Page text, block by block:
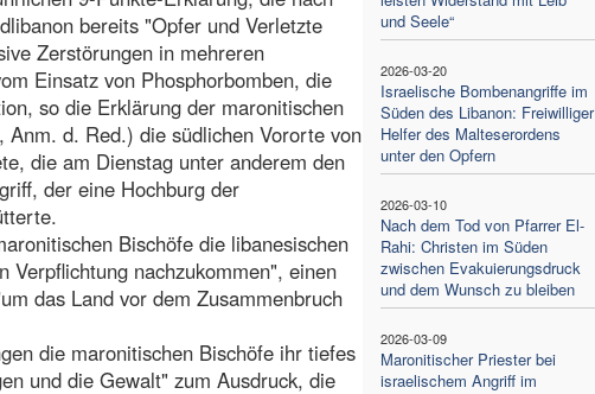
und Seele“
2026-03-20
Israelische Bombenangriffe im
Süden des Libanon: Freiwilliger
Helfer des Malteserordens
unter den Opfern
2026-03-10
Nach dem Tod von Pfarrer El-
Rahi: Christen im Süden
zwischen Evakuierungsdruck
und dem Wunsch zu bleiben
2026-03-09
Maronitischer Priester bei
israelischem Angriff im
bereits "Opfer und Verletzte
Zerstörungen in mehreren
Einsatz von Phosphorbomben, die
so die Erklärung der maronitischen
d. Red.) die südlichen Vororte von
die am Dienstag unter anderem den
der eine Hochburg der
Bischöfe die libanesischen
Verpflichtung nachzukommen", einen
das Land vor dem Zusammenbruch
die maronitischen Bischöfe ihr tiefes
und die Gewalt" zum Ausdruck, die